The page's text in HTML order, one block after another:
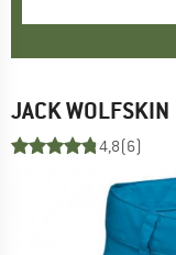
JACK WOLFSKIN
4,8(6)